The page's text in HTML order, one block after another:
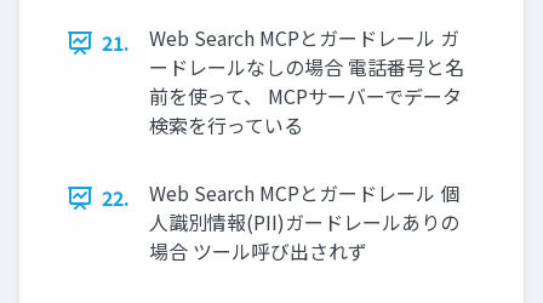
21.
Web Search MCPとガードレール ガ
ードレールなしの場合 電話番号と名
前を使って、 MCPサーバーでデータ
検索を行っている
22.
Web Search MCPとガードレール 個
人識別情報(PII)ガードレールありの
場合 ツール呼び出されず